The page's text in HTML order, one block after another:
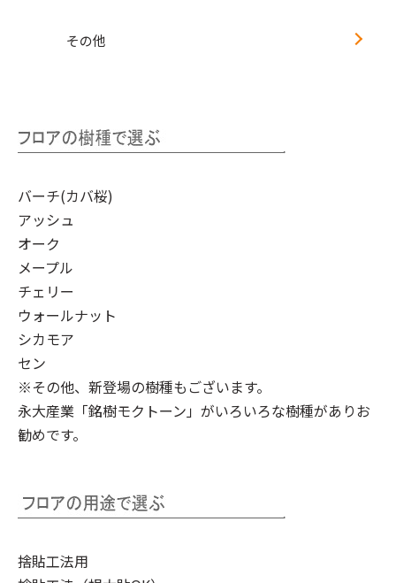
その他
バーチ(カバ桜)
アッシュ
オーク
メープル
チェリー
ウォールナット
シカモア
セン
※その他、新登場の樹種もございます。
永大産業「銘樹モクトーン」 がいろいろな樹種がありお
勧めです。
捨貼工法用